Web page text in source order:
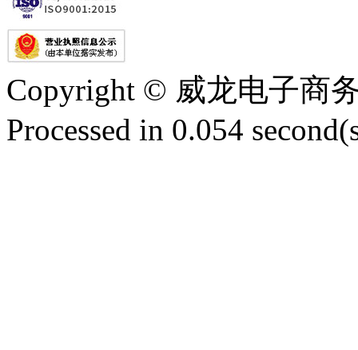
Copyright © 威龙电子商
Processed in 0.054